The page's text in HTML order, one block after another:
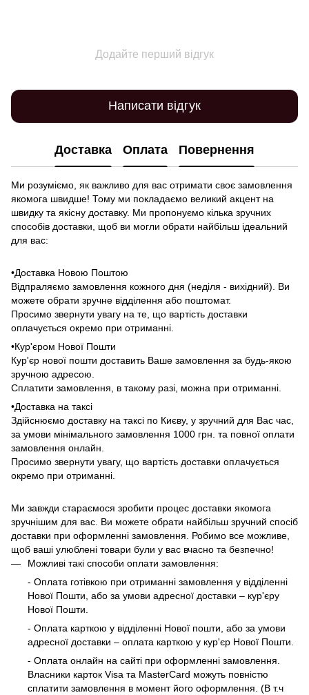
Додайте перший відгук
Написати відгук
Доставка Оплата Повернення
Ми розуміємо, як важливо для вас отримати своє замовлення
якомога швидше! Тому ми покладаємо великий акцент на
швидку та якісну доставку. Ми пропонуємо кілька зручних
способів доставки, щоб ви могли обрати найбільш ідеальний
для вас:
•Доставка Новою Поштою
Відпраляємо замовлення кожного дня (неділя - вихідний). Ви
можете обрати зручне відділення або поштомат.
Просимо звернути увагу на те, що вартість доставки
оплачується окремо при отриманні.
•Кур'єром Нової Пошти
Кур'єр нової пошти доставить Ваше замовлення за будь-якою
зручною адресою.
Сплатити замовлення, в такому разі, можна при отриманні.
•Доставка на таксі
Здійснюємо доставку на таксі по Києву, у зручний для Вас час,
за умови мінімального замовлення 1000 грн. та повної оплати
замовлення онлайн.
Просимо звернути увагу, що вартість доставки оплачується
окремо при отриманні.
Ми завжди стараємося зробити процес доставки якомога
зручнішим для вас. Ви можете обрати найбільш зручний спосіб
доставки при оформленні замовлення. Робимо все можливе,
щоб ваші улюблені товари були у вас вчасно та безпечно!
Можливі такі способи оплати замовлення:
- Оплата готівкою при отриманні замовлення у відділенні
Нової Пошти, або за умови адресної доставки – кур'єру
Нової Пошти.
- Оплата карткою у відділенні Нової пошти, або за умови
адресної доставки – оплата карткою у кур'єр Нової Пошти.
- Оплата онлайн на сайті при оформленні замовлення.
Власники карток Visa та MasterCard можуть повністю
сплатити замовлення в момент його оформлення. (В т.ч